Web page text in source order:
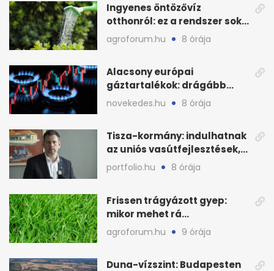
Ingyenes öntözővíz
otthonról: ez a rendszer sok
házban már működik
agroforum.hu 8 órája
Alacsony európai
gáztartalékok: drágább
lehet a fűtési szezon
novekedes.hu 8 órája
Tisza-kormány: indulhatnak
az uniós vasútfejlesztések,
jön az NVVH-meghallgatás
portfolio.hu 8 órája
Frissen trágyázott gyep:
mikor mehet rá
biztonságosan gyerek és
kutya?
agroforum.hu 9 órája
Duna-vízszint: Budapesten